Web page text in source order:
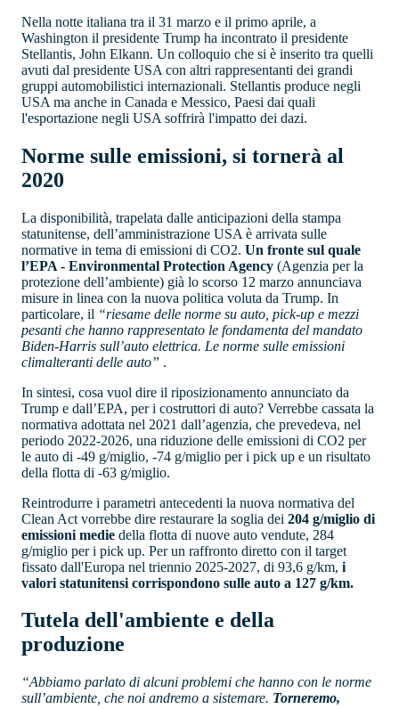
Nella notte italiana tra il 31 marzo e il primo aprile, a
Washington il presidente Trump ha incontrato il presidente
Stellantis, John Elkann. Un colloquio che si è inserito tra quelli
avuti dal presidente USA con altri rappresentanti dei grandi
gruppi automobilistici internazionali. Stellantis produce negli
USA ma anche in Canada e Messico, Paesi dai quali
l'esportazione negli USA soffrirà l'impatto dei dazi.
Norme sulle emissioni, si tornerà al
2020
La disponibilità, trapelata dalle anticipazioni della stampa
statunitense, dell’amministrazione USA è arrivata sulle
normative in tema di emissioni di CO2. Un fronte sul quale
l’EPA - Environmental Protection Agency (Agenzia per la
protezione dell’ambiente) già lo scorso 12 marzo annunciava
misure in linea con la nuova politica voluta da Trump. In
particolare, il “riesame delle norme su auto, pick-up e mezzi
pesanti che hanno rappresentato le fondamenta del mandato
Biden-Harris sull’auto elettrica. Le norme sulle emissioni
climalteranti delle auto” .
In sintesi, cosa vuol dire il riposizionamento annunciato da
Trump e dall’EPA, per i costruttori di auto? Verrebbe cassata la
normativa adottata nel 2021 dall’agenzia, che prevedeva, nel
periodo 2022-2026, una riduzione delle emissioni di CO2 per
le auto di -49 g/miglio, -74 g/miglio per i pick up e un risultato
della flotta di -63 g/miglio.
Reintrodurre i parametri antecedenti la nuova normativa del
Clean Act vorrebbe dire restaurare la soglia dei 204 g/miglio di
emissioni medie della flotta di nuove auto vendute, 284
g/miglio per i pick up. Per un raffronto diretto con il target
fissato dall'Europa nel triennio 2025-2027, di 93,6 g/km, i
valori statunitensi corrispondono sulle auto a 127 g/km.
Tutela dell'ambiente e della
produzione
“Abbiamo parlato di alcuni problemi che hanno con le norme
sull’ambiente, che noi andremo a sistemare. Torneremo,